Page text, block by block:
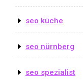
seo küche
seo nürnberg
seo spezialist